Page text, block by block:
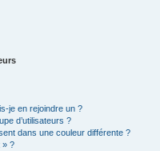
je en rejoindre un ?
d’utilisateurs ?
dans une couleur différente ?
» ?